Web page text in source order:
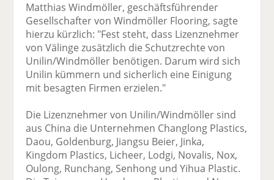
Matthias Windmöller, geschäftsführender
Gesellschafter von Windmöller Flooring, sagte
hierzu kürzlich: "Fest steht, dass Lizenznehmer
von Välinge zusätzlich die Schutzrechte von
Unilin/Windmöller benötigen. Darum wird sich
Unilin kümmern und sicherlich eine Einigung
mit besagten Firmen erzielen."
Die Lizenznehmer von Unilin/Windmöller sind
aus China die Unternehmen Changlong Plastics,
Daou, Goldenburg, Jiangsu Beier, Jinka,
Kingdom Plastics, Licheer, Lodgi, Novalis, Nox,
Oulong, Runchang, Senhong und Yihua Plastic.